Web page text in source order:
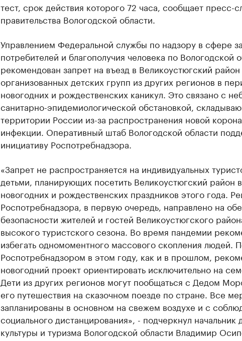
тест, срок действия которого 72 часа, сообщает пресс-
правительства Вологодской области.
Управлением Федеральной службы по надзору в сфере
потребителей и благополучия человека по Вологодской
рекомендован запрет на въезд в Великоустюгский район
организованных детских групп из других регионов в
новогодних и рождественских каникул. Это связано с
санитарно-эпидемиологической обстановкой,
территории России из-за распространения новой
инфекции. Оперативный штаб Вологодской области
инициативу Роспотребнадзора.
«Запрет не распространяется на индивидуальных
детьми, планирующих посетить Великоустюгский район
новогодних и рождественских праздников этого года.
Роспотребнадзора, в первую очередь, направлено на
безопасности жителей и гостей Великоустюгского
высокого туристского сезона. Во время пандемии
избегать одномоментного массового скопления людей.
Роспотребнадзором в этом году, как и в прошлом,
новогодний проект ориентировать исключительно на
Дети из других регионов могут пообщаться с Дедом
его путешествия на сказочном поезде по стране. Все
запланированы в основном на свежем воздухе и с
социального дистанцирования», - подчеркнул начальник
культуры и туризма Вологодской области Владимир